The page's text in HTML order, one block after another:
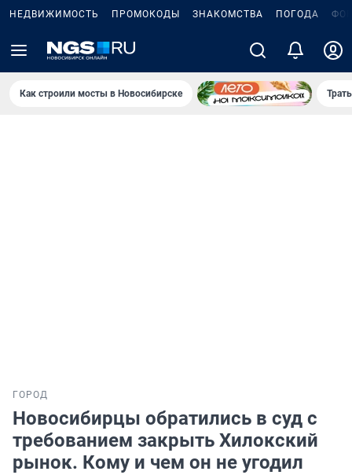
НЕДВИЖИМОСТЬ ПРОМОКОДЫ ЗНАКОМСТВА ПОГОДА
Как строили мосты в Новосибирске
ГОРОД
Новосибирцы обратились в суд с
требованием закрыть Хилокский
рынок. Кому и чем он не угодил